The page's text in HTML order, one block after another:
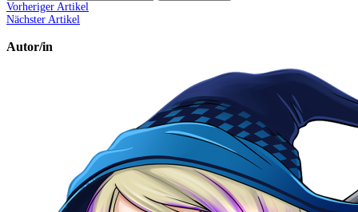
Vorheriger Artikel
Nächster Artikel
Autor/in